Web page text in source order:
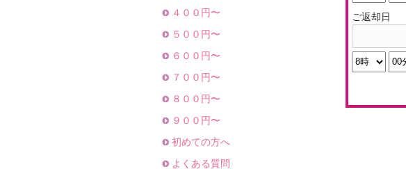
ご返却日
４００円〜
５００円〜
６００円〜
７００円〜
８００円〜
９００円〜
初めての方へ
よくある質問